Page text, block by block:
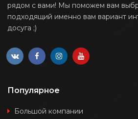
рядом с вами! Мы поможем вам
подходящий именно вам вариант
досуга ;)
Популярное
Большой компании